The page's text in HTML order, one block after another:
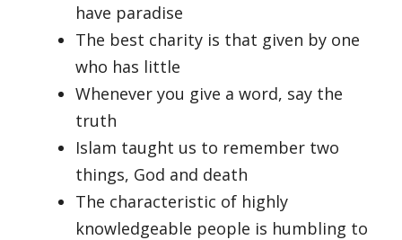
have paradise
The best charity is that given by one
who has little
Whenever you give a word, say the
truth
Islam taught us to remember two
things, God and death
The characteristic of highly
knowledgeable people is humbling to